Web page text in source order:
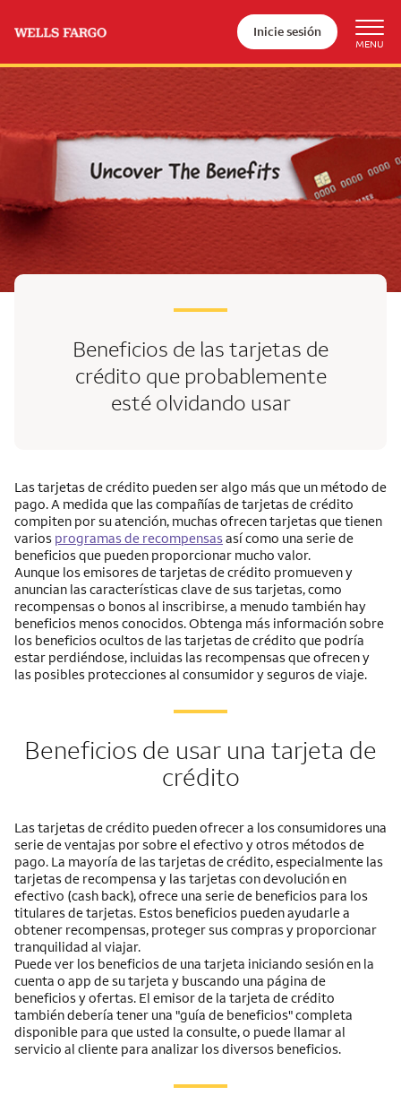
Inicie sesión
Beneficios de las tarjetas de
crédito que probablemente
esté olvidando usar
Las tarjetas de crédito pueden ser algo más que un método de
pago. A medida que las compañías de tarjetas de crédito
compiten por su atención, muchas ofrecen tarjetas que tienen
varios programas de recompensasasí como una serie de
beneficios que pueden proporcionar mucho valor.
Aunque los emisores de tarjetas de crédito promueven y
anuncian las características clave de sus tarjetas, como
recompensas o bonos al inscribirse, a menudo también hay
beneficios menos conocidos. Obtenga más información sobre
los beneficios ocultos de las tarjetas de crédito que podría
estar perdiéndose, incluidas las recompensas que ofrecen y
las posibles protecciones al consumidor y seguros de viaje.
Beneficios de usar una tarjeta de
crédito
Las tarjetas de crédito pueden ofrecer a los consumidores una
serie de ventajas por sobre el efectivo y otros métodos de
pago. La mayoría de las tarjetas de crédito, especialmente las
tarjetas de recompensa y las tarjetas con devolución en
efectivo (cash back), ofrece una serie de beneficios para los
titulares de tarjetas. Estos beneficios pueden ayudarle a
obtener recompensas, proteger sus compras y proporcionar
tranquilidad al viajar.
Puede ver los beneficios de una tarjeta iniciando sesión en la
cuenta o app de su tarjeta y buscando una página de
beneficios y ofertas. El emisor de la tarjeta de crédito
también debería tener una "guía de beneficios" completa
disponible para que usted la consulte, o puede llamar al
servicio al cliente para analizar los diversos beneficios.